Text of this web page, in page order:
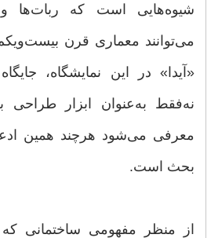
شیوه‌هایی است که ربات‌ها
می‌توانند معماری قرن
«آیدا» در این نمایشگاه،
نه‌فقط به‌عنوان ابزار طراحی
معرفی می‌شود هرچند همین
بحث است.
از منظر مفهومی ساختمانی که